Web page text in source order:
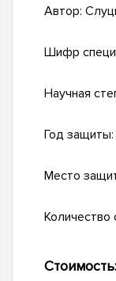
Автор:
Шифр
Научная
Год защиты:
Место
Количество
Стоимость: